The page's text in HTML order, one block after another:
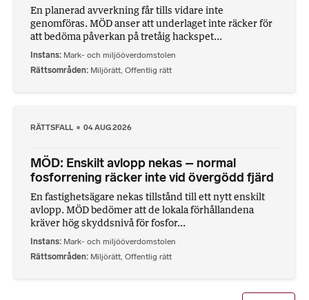
En planerad avverkning får tills vidare inte
genomföras. MÖD anser att underlaget inte räcker för
att bedöma påverkan på tretåig hackspet...
Instans Mark- och miljööverdomstolen
Rättsområden Miljörätt, Offentlig rätt
RÄTTSFALL 04 AUG 2026
MÖD: Enskilt avlopp nekas – normal
fosforrening räcker inte vid övergödd fjärd
En fastighetsägare nekas tillstånd till ett nytt enskilt
avlopp. MÖD bedömer att de lokala förhållandena
kräver hög skyddsnivå för fosfor...
Instans Mark- och miljööverdomstolen
Rättsområden Miljörätt Offentlig rätt